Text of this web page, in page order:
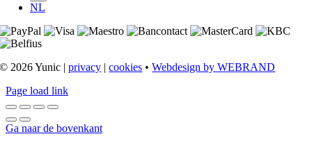
NL
© 2026 Yunic |privacy |cookies •Webdesign byWEBRAND
Page load link
Ga naar de bovenkant